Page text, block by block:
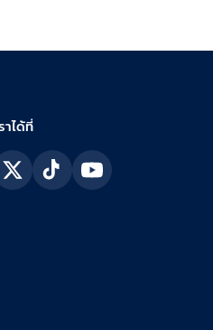
ได้ที่